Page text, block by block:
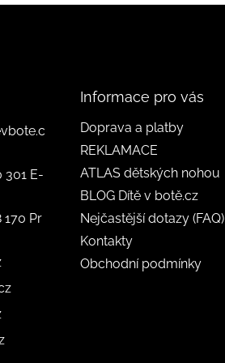
301 E-
170 Pr
Informace pro vás
Doprava a platby
REKLAMACE
ATLAS dětských nohou
BLOG Dítě v botě.cz
Nejčastější dotazy (FAQ)
Kontakty
Obchodní podmínky